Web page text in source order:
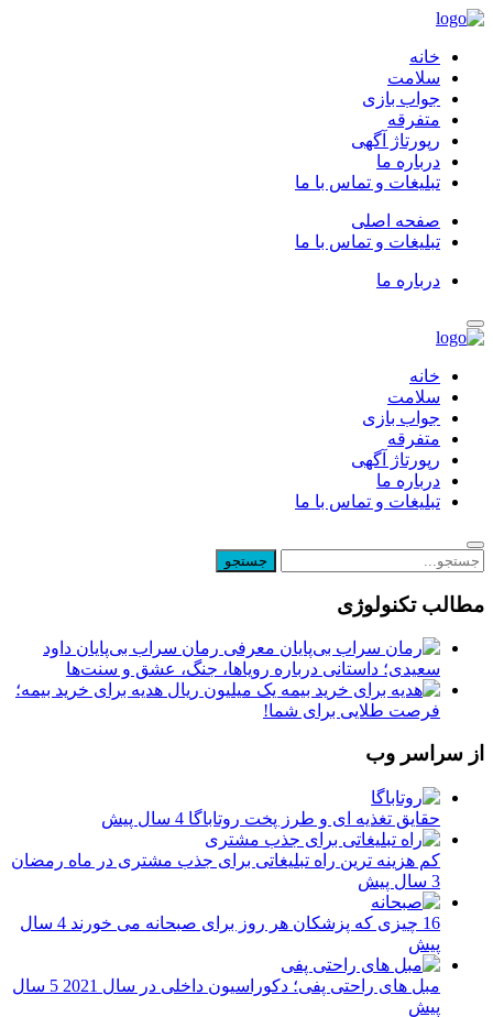
خانه
سلامت
جواب بازی
متفرقه
رپورتاژ آگهی
درباره ما
تبلیغات و تماس با ما
صفحه اصلی
تبلیغات و تماس با ما
درباره ما
خانه
سلامت
جواب بازی
متفرقه
رپورتاژ آگهی
درباره ما
تبلیغات و تماس با ما
مطالب تکنولوژی
معرفی رمان سراب بی‌پایان داود
سعیدی؛ داستانی درباره رویاها، جنگ، عشق و سنت‌ها
یک میلیون ریال هدیه برای خرید بیمه؛
فرصت طلایی برای شما!
از سراسر وب
حقایق تغذیه ای و طرز پخت روتاباگا 4 سال پیش
کم هزینه ترین راه تبلیغاتی برای جذب مشتری در ماه رمضان
3 سال پیش
16 چیزی که پزشکان هر روز برای صبحانه می خورند
4 سال
پیش
مبل های راحتی پفی؛ دکوراسیون داخلی در سال 2021
5 سال
پیش